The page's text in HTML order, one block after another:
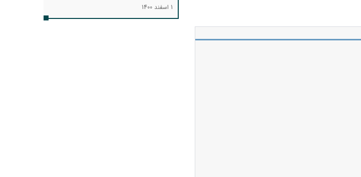
1 اسفند 1400